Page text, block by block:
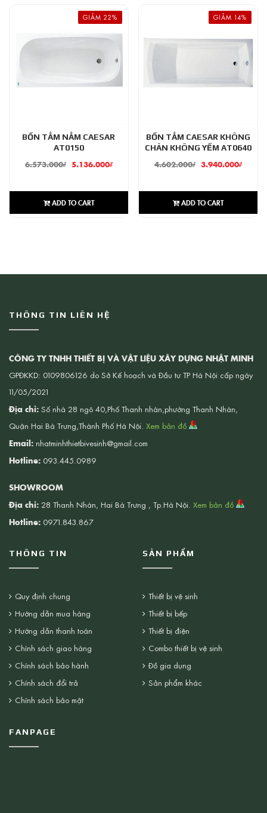
GIẢM 22%
BỒN TẮM NẰM CAESAR
AT0150
6.573.000₫ 5.136.000₫
ADD TO CART
GIẢM 14%
BỒN TẮM CAESAR KHÔNG
CHÂN KHÔNG YẾM AT0640
4.602.000₫ 3.940.000₫
ADD TO CART
THÔNG TIN LIÊN HỆ
CÔNG TY TNHH THIẾT BỊ VÀ VẬT LIỆU XÂY DỰNG NHẬT MINH
GPĐKKD: 0109806126 do Sở Kế hoạch và Đầu tư TP Hà Nội cấp ngày
11/05/2021
Địa chỉ: Số nhà 28 ngõ 40,Phố Thanh nhàn,phường Thanh Nhàn,
Quận Hai Bà Trưng,Thành Phố Hà Nội. Xem bản đồ
Email: nhatminhthietbivesinh@gmail.com
Hotline: 093.445.0989
SHOWROOM
Địa chỉ: 28 Thanh Nhàn, Hai Bà Trưng , Tp.Hà Nội. Xem bản đồ
Hotline: 0971.843.867
THÔNG TIN
Quy định chung
Hướng dẫn mua hàng
Hướng dẫn thanh toán
Chính sách giao hàng
Chính sách bảo hành
Chính sách đổi trả
Chính sách bảo mật
SẢN PHẨM
Thiết bị vệ sinh
Thiết bị bếp
Thiết bị điện
Combo thiết bị vệ sinh
Đồ gia dụng
Sản phẩm khác
FANPAGE